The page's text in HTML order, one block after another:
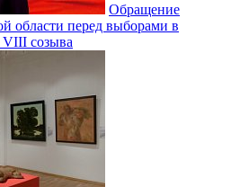
Обращение
области перед выборами в
VIII созыва